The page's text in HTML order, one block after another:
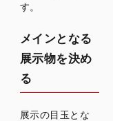
す。
メインとなる
展示物を決め
る
展示の目玉とな